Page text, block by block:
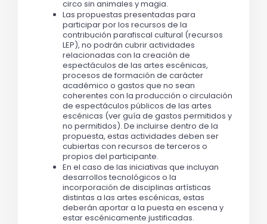
circo sin animales y magia.
Las propuestas presentadas para
participar por los recursos de la
contribución parafiscal cultural (recursos
LEP), no podrán cubrir actividades
relacionadas con la creación de
espectáculos de las artes escénicas,
procesos de formación de carácter
académico o gastos que no sean
coherentes con la producción o circulación
de espectáculos públicos de las artes
escénicas (ver guía de gastos permitidos y
no permitidos). De incluirse dentro de la
propuesta, estas actividades deben ser
cubiertas con recursos de terceros o
propios del participante.
En el caso de las iniciativas que incluyan
desarrollos tecnológicos o la
incorporación de disciplinas artísticas
distintas a las artes escénicas, estas
deberán aportar a la puesta en escena y
estar escénicamente justificadas.